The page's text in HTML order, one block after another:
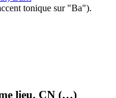
tonique sur "Ba").
lieu. CN (…)